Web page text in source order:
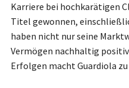
Karriere bei hochkarätigen
Titel gewonnen,
haben nicht nur seine
Vermögen nachhaltig
Erfolgen macht Guardiola